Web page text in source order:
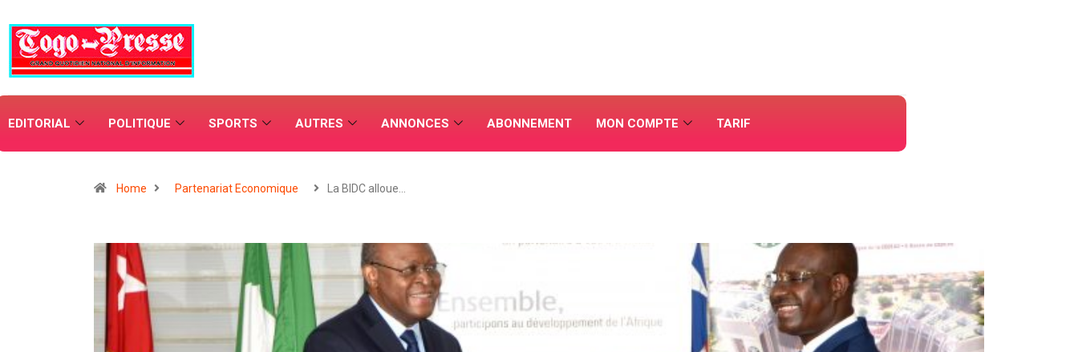
EDITORIAL POLITIQUE SPORTS AUTRES ANNONCES ABONNEMENT MON COMPTE TARIF
Home Partenariat Economique La BIDC alloue…